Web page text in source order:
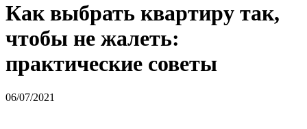
Как выбрать квартиру так,
чтобы не жалеть:
практические советы
06/07/2021